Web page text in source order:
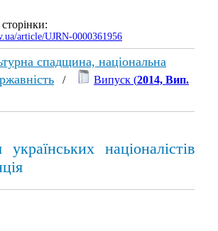
article/UJRN-0000361956
спадщина, національна
/ Випуск (2014, Вип.
українських націоналістів